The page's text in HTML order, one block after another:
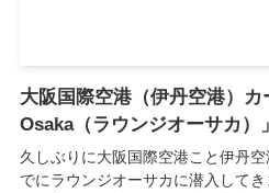
大阪国際空港（伊丹空港）
Osaka（ラウンジオーサカ）
久しぶりに大阪国際空港こと伊丹
でにラウンジオーサカに潜入して